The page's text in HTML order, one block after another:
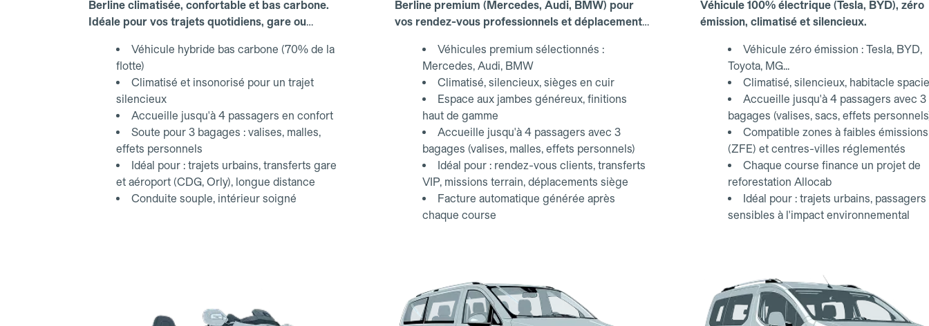
Berline climatisée, confortable et bas carbone.
Idéale pour vos trajets quotidiens, gare ou
Véhicule hybride bas carbone (70% de la
flotte)
Climatisé et insonorisé pour un trajet
silencieux
Accueille jusqu'à 4 passagers en confort
Soute pour 3 bagages : valises, malles,
effets personnels
Idéal pour : trajets urbains, transferts gare
et aéroport (CDG, Orly), longue distance
Conduite souple, intérieur soigné
Berline premium (Mercedes, Audi, BMW) pour
vos rendez-vous professionnels et déplacements
Véhicules premium sélectionnés :
Mercedes, Audi, BMW
Climatisé, silencieux, sièges en cuir
Espace aux jambes généreux, finitions
haut de gamme
Accueille jusqu'à 4 passagers avec 3
bagages (valises, malles, effets personnels)
Idéal pour : rendez-vous clients, transferts
VIP, missions terrain, déplacements siège
Facture automatique générée après
chaque course
Véhicule 100% électrique (Tesla, BYD), zéro
émission, climatisé et silencieux.
Véhicule zéro émission : Tesla, BYD,
Toyota, MG...
Climatisé, silencieux, habitacle
Accueille jusqu'à 4 passagers avec 3
bagages (valises, sacs, effets
Compatible zones à faibles émissions
(ZFE) et centres-villes réglementés
Chaque course finance un projet de
reforestation Allocab
Idéal pour : trajets urbains, passagers
sensibles à l'impact environnemental